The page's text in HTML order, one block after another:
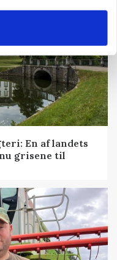
En af landets
grisene til